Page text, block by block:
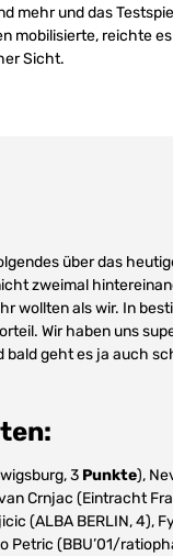
mehr und das
mobilisierte, reichte es
Sicht.
über das
zweimal
wollten als wir. In
Wir haben uns
bald geht es ja auch
3 Punkte),
Crnjac (Eintracht
(ALBA BERLIN, 4),
Petric (BBU’01/